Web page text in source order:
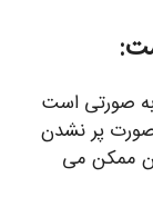
به صورتی است
پر نشدن
ممکن می